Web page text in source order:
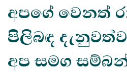
අපගේ වෙනත්
පිලිබඳ
අප සමග